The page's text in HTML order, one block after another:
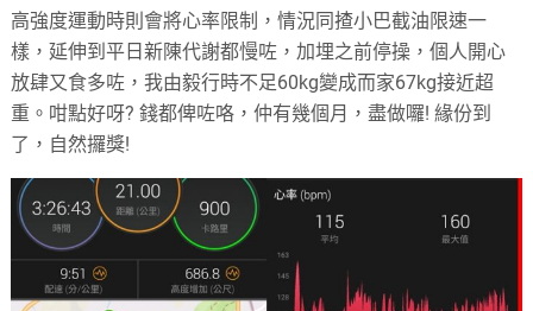
高強度運動時則會將心率限制，情況同揸小巴截油限速一
樣，延伸到平日新陳代謝都慢咗，加埋之前停操，個人開心
放肆又食多咗，我由毅行時不足60kg變成而家67kg接近超
重。咁點好呀? 錢都俾咗咯，仲有幾個月，盡做囉! 緣份到
了，自然攞獎!